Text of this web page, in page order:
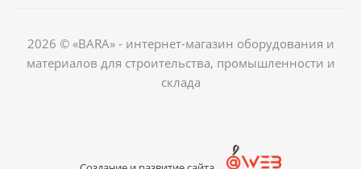
2026 © «BARA» - интернет-магазин оборудования и
материалов для строительства, промышленности и
склада